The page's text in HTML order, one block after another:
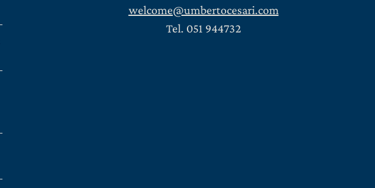
welcome@umbertocesari.com
Tel. 051 944732